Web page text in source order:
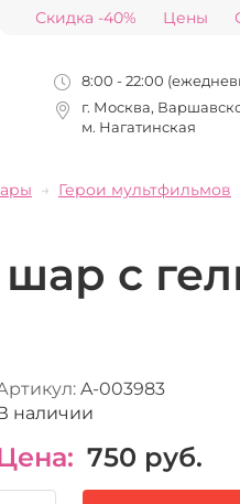
Скидка -40% Цены
8:00 - 22:00
г. Москва,
м. Нагатинская
Герои мультфильмов
с
A-003983
наличии
750 руб.